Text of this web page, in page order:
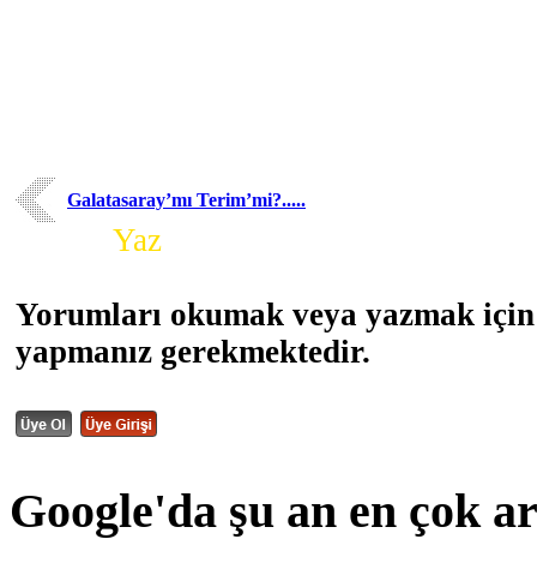
Galatasaray’mı Terim’mi?.....
Yaz
Yorumları okumak veya yazmak
yapmanız gerekmektedir.
Google'da şu an en çok